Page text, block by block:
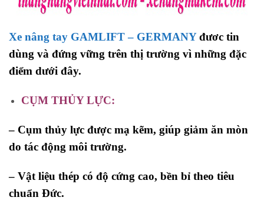
Xe nâng tay GAMLIFT – GERMANYđươc tin
dùng và đứng vững trên thị trường vì những đặc
điểm dưới đây.
CỤM THỦY LỰC:
– Cụm thủy lực được mạ kẽm, giúp giảm ăn mòn
do tác động môi trường.
– Vật liệu thép có độ cứng cao, bền bỉ theo tiêu
chuẩn Đức.